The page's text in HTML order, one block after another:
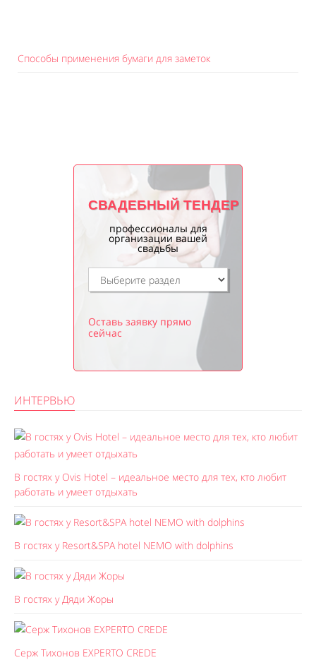
Способы применения бумаги для заметок
СВАДЕБНЫЙ ТЕНДЕР
профессионалы для
организации вашей
свадьбы
Оставь заявку прямо
сейчас
ИНТЕРВЬЮ
В гостях у Ovis Hotel – идеальное место для тех, кто любит
работать и умеет отдыхать
В гостях у Resort&SPA hotel NEMO with dolphins
В гостях у Дяди Жоры
Серж Тихонов EXPERTO CREDE